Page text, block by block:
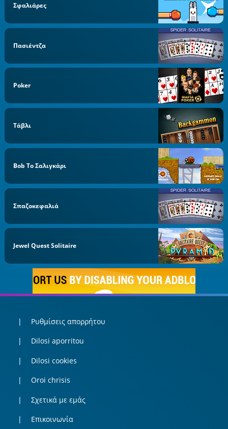
Σφαλιάρες
Πασιέντζα
Poker
Τάβλι
Bob Το Σαλιγκάρι
Σπαζοκεφαλιά
Jewel Quest Solitaire
Ρυθμίσεις απορρήτου
Dilosi aporritou
Dilosi cookies
Oroi chrisis
Σχετικά με εμάς
Επικοινωνία